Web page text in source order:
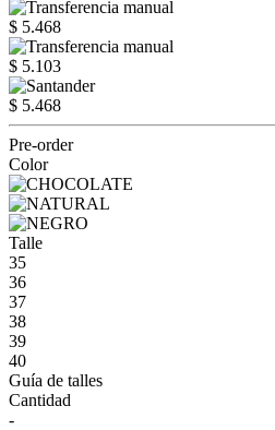
$ 5.468
$ 5.103
$ 5.468
Pre-order
Color
Talle
35
36
37
38
39
40
Guía de talles
Cantidad
-